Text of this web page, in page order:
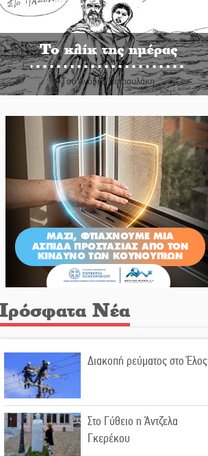
Το κλίκ της ημέρας
Του Ανδρέα Πετρουλάκη
Νέα
Διακοπή ρεύματος στο Έλος
Στο Γύθειο η Άντζελα
Γκερέκου